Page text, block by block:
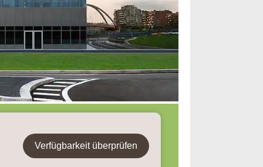
Verfügbarkeit überprüfen